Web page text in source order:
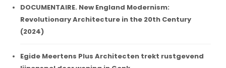
DOCUMENTAIRE. New England Modernism:
Revolutionary Architecture in the 20th Century
(2024)
Egide Meertens Plus Architecten trekt rustgevend